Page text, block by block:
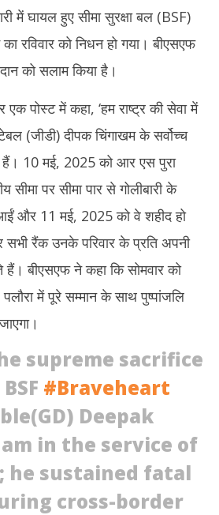
VIEWING
BSF जवान शहीद, बल ने दीपक चिंगाखम के सर्वोच्च
में घायल हुए सीमा सुरक्षा बल (BSF)
रविवार को निधन हो गया। बीएसएफ
को सलाम किया है।
पोस्ट में कहा, ‘हम राष्ट्र की सेवा में
(जीडी) दीपक चिंगाखम के सर्वोच्च
हैं। 10 मई, 2025 को आर एस पुरा
सीमा पर सीमा पार से गोलीबारी के
और 11 मई, 2025 को वे शहीद हो
रैंक उनके परिवार के प्रति अपनी
हैं। बीएसएफ ने कहा कि सोमवार को
में पूरे सम्मान के साथ पुष्पांजलि
supreme sacrifice
#Braveheart
Deepak
in the service of
he sustained fatal
cross-border